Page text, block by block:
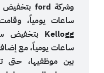
ساعات يومياً،
ساعات يومياً، مع
بين موظفيها،